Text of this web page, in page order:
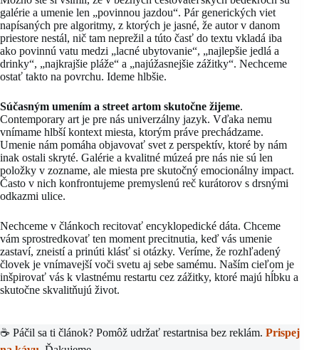
galérie a umenie len „povinnou jazdou“. Pár generických viet
napísaných pre algoritmy, z ktorých je jasné, že autor v danom
priestore nestál, nič tam neprežil a túto časť do textu vkladá iba
ako povinnú vatu medzi „lacné ubytovanie“, „najlepšie jedlá a
drinky“, „najkrajšie pláže“ a „najúžasnejšie zážitky“. Nechceme
ostať takto na povrchu. Ideme hlbšie.
Súčasným umením a street artom skutočne žijeme.
Contemporary art je pre nás univerzálny jazyk. Vďaka nemu
vnímame hlbší kontext miesta, ktorým práve prechádzame.
Umenie nám pomáha objavovať svet z perspektív, ktoré by nám
inak ostali skryté. Galérie a kvalitné múzeá pre nás nie sú len
položky v zozname, ale miesta pre skutočný emocionálny impact.
Často v nich konfrontujeme premyslenú reč kurátorov s drsnými
odkazmi ulice.
Nechceme v článkoch recitovať encyklopedické dáta. Chceme
vám sprostredkovať ten moment precitnutia, keď vás umenie
zastaví, zneistí a prinúti klásť si otázky. Veríme, že rozhľadený
človek je vnímavejší voči svetu aj sebe samému. Naším cieľom je
inšpirovať vás k vlastnému restartu cez zážitky, ktoré majú hĺbku a
skutočne skvalitňujú život.
☕ Páčil sa ti článok? Pomôž udržať restartnisa bez reklám. Prispej